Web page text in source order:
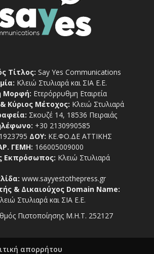
Τίτλος: Say Yes Communications
Κλειώ Στυλιαρά και ΣΙΑ Ε.Ε.
Μορφή: Ετερόρρυθμη Εταιρεία
Κύριος Μέτοχος: Κλειώ Στυλιαρά
Σκουζέ 14, 18536 Πειραιάς
+30 2130990585
ΔΟΥ: ΚΕ.ΦΟ.ΔΕ ΑΤΤΙΚΗΣ
ΓΕΜΗ: 166005009000
Εκπρόσωπος: Κλειώ Στυλιαρά
www.sayyestothepress.gr
& Δικαιούχος Domain Name:
Στυλιαρά και ΣΙΑ Ε.Ε.
Πιστοποίησης Μ.Η.Τ. 252127
απορρήτου